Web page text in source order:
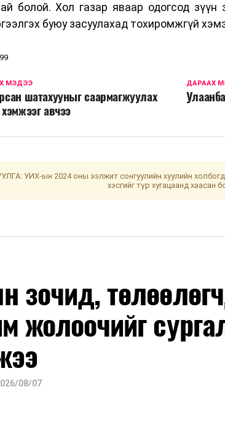
болой. Хол газар яваар одогсод зүүн
буюу засуулахад тохиромжгүй
ДАРААХ
МЭДЭЭ
шатахууныг саармагжуулах
авчээ
УИХ-ын 2024 оны ээлжит сонгуулийн хуулийн
хэсгийг түр хугацаанд хаасан
зочид,
жолоочийг
08/07